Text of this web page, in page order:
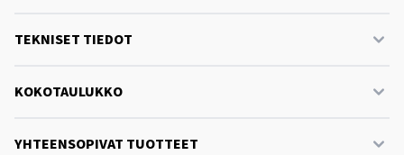
TEKNISET TIEDOT
KOKOTAULUKKO
YHTEENSOPIVAT TUOTTEET